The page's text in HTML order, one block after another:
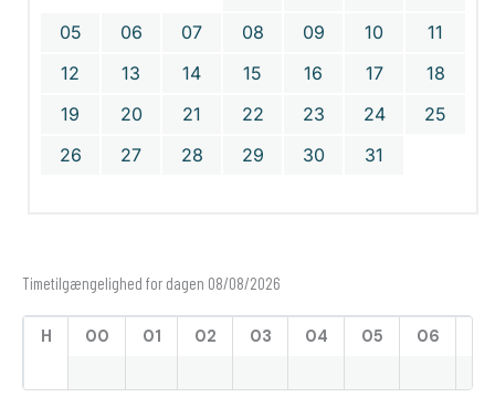
05
06 07 08 09 10
11
12
13 14 15 16 17
18
19
20 21 22 23 24
25
26
27 28 29 30 31
Timetilgængelighed for dagen 08/08/2026
H 00 01 02 03 04 05 06